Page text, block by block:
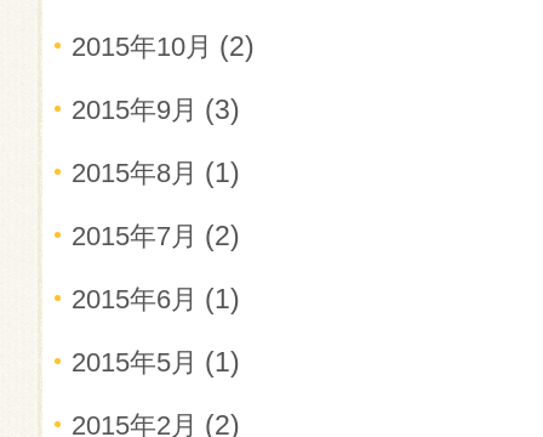
2015年10月 (2)
2015年9月 (3)
2015年8月 (1)
2015年7月 (2)
2015年6月 (1)
2015年5月 (1)
2015年2月 (2)